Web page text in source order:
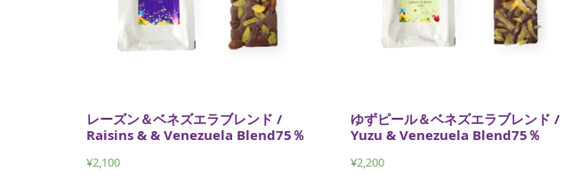
レーズン＆ベネズエラブレンド /
Raisins & & Venezuela Blend75％
¥2,100
ゆずピール＆ベネズエラブレンド /
Yuzu & Venezuela Blend75％
¥2,200